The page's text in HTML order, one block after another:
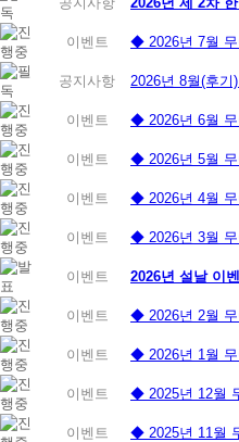
이벤트 ◆ 2026년 7월
공지사항 2026년 8월(후
이벤트 ◆ 2026년 6월
이벤트 ◆ 2026년 5월
이벤트 ◆ 2026년 4월
이벤트 ◆ 2026년 3월
이벤트 2026년 설날 이
이벤트 ◆ 2026년 2월
이벤트 ◆ 2026년 1월
이벤트 ◆ 2025년 12월
이벤트 ◆ 2025년 11월